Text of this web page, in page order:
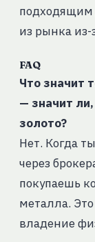
подходящим
из рынка из-
FAQ
Что значит
— значит
золото?
Нет. Когда
через
покупаешь
металла.
владение